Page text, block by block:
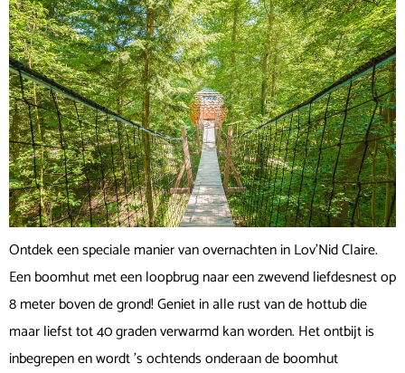
Ontdek een speciale manier van overnachten in Lov’Nid Claire.
Een boomhut met een loopbrug naar een zwevend liefdesnest op
8 meter boven de grond! Geniet in alle rust van de hottub die
maar liefst tot 40 graden verwarmd kan worden. Het ontbijt is
inbegrepen en wordt ’s ochtends onderaan de boomhut